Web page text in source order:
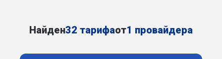
Найден32 тарифаот1 провайдера